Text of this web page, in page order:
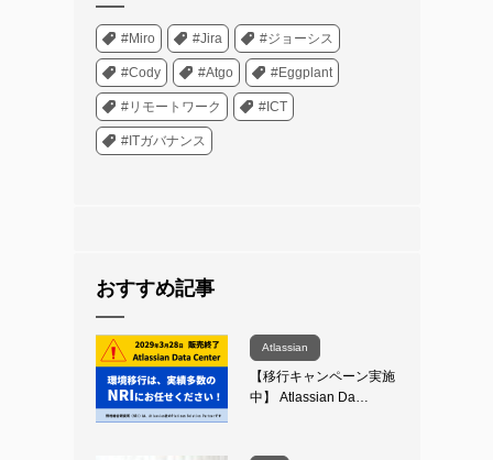
#Miro #Jira #ジョーシス
#Cody #Atgo #Eggplant
#リモートワーク #ICT
#ITガバナンス
おすすめ記事
Atlassian
【移行キャンペーン実施
中】 Atlassian Da…